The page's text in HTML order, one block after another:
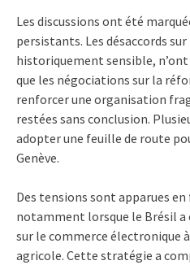
Les discussions ont été
persistants. Les désaccords
historiquement sensible, n’ont
que les négociations sur la
renforcer une organisation
restées sans conclusion.
adopter une feuille de route
Genève.
Des tensions sont apparues
notamment lorsque le Brésil
sur le commerce électronique
agricole. Cette stratégie a